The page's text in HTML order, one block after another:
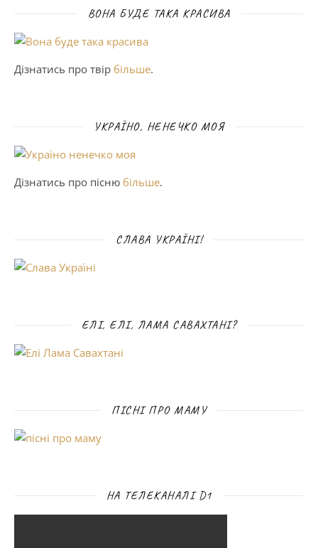
ВОНА БУДЕ ТАКА КРАСИВА
Дізнатись про твір більше.
УКРАЇНО, НЕНЕЧКО МОЯ
Дізнатись про пісню більше.
СЛАВА УКРАЇНІ!
ЕЛІ, ЕЛІ, ЛАМА САВАХТАНІ?
ПІСНІ ПРО МАМУ
НА ТЕЛЕКАНАЛІ D1